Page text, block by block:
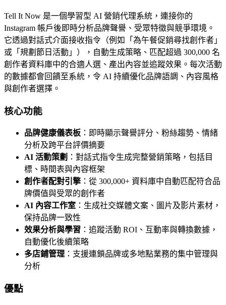
Tell It Now 是一個學習型 AI 營銷代理系統，連接你的
Instagram 帳戶後即時分析品牌聲譽、受眾特徵與競爭環境。
它透過對話式介面接收指令（例如「為午餐促銷尋找創作者」
或「規劃節日活動」），自動生成策略、匹配超過 300,000 名
創作者資料庫中的合適人選、產出內容並追蹤效果。每次活動
的數據都會回饋至系統，令 AI 持續優化品牌語調、內容風格
與創作者選擇。
核心功能
品牌健康儀表板 ：即時顯示聲譽評分、粉絲趨勢、情緒
分析及跨平台評價摘要
AI 活動策劃 ：對話式指令生成完整營銷策略，包括目
標、時間表與內容框架
創作者配對引擎 ：從 300,000+ 資料庫中自動匹配符合品
牌價值與受眾的創作者
AI 內容工作室 ：生成社交媒體文案、圖片及影片素材，
保持品牌一致性
效果分析與學習 ：追蹤活動 ROI、互動率與轉換數據，
自動優化後續策略
多店鋪管理 ：支援連鎖品牌或多地點業務的集中管理與
分析
優點